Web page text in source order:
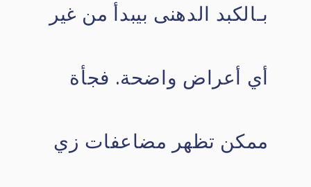
بـالكبد الدهنى بيبدأ من غير
أي أعراض واضحة. فجأة
ممكن تظهر مضاعفات زي